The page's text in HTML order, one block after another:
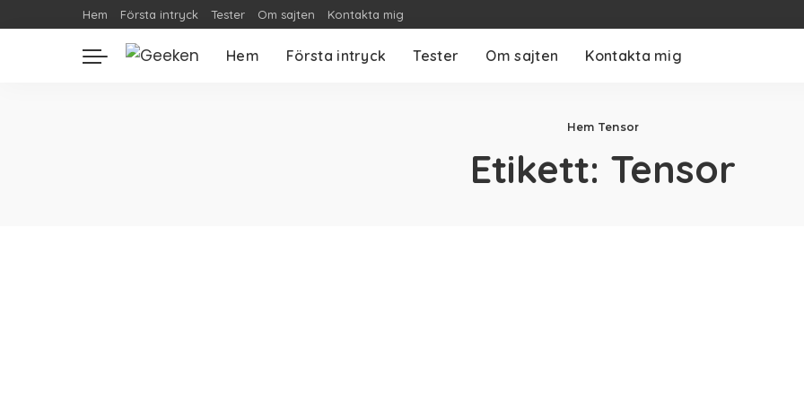
Hem Första intryck Tester Om sajten Kontakta mig
Hem Första intryck Tester Om sajten Kontakta mig
Hem Tensor
Etikett: Tensor